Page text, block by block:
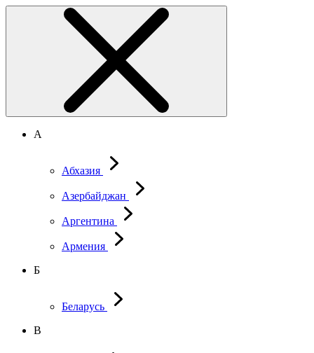
А
Абхазия
Азербайджан
Аргентина
Армения
Б
Беларусь
В